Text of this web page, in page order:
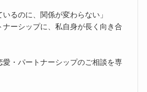
いるのに、関係が変わらない」
ナーシップに、私自身が長く向き合
愛・パートナーシップのご相談を専